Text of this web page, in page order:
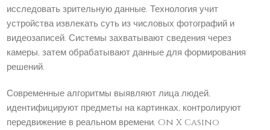
исследовать зрительную данные. Технология учит
устройства извлекать суть из числовых фотографий и
видеозаписей. Системы захватывают сведения через
камеры, затем обрабатывают данные для формирования
решений.
Современные алгоритмы выявляют лица людей,
идентифицируют предметы на картинках, контролируют
передвижение в реальном времени. On X Casino